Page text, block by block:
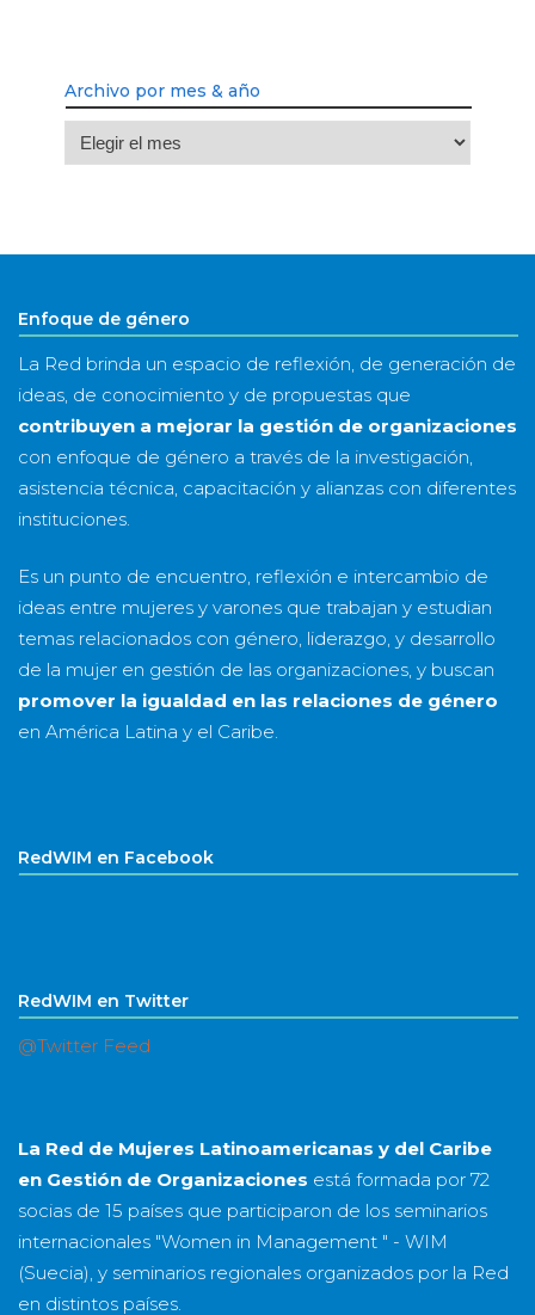
Archivo por mes & año
Archivo
por
año
Enfoque de género
La Red brinda un espacio de reflexión, de generación de
ideas, de conocimiento y de propuestas que
contribuyen a mejorar la gestión de organizaciones
con enfoque de género a través de la investigación,
asistencia técnica, capacitación y alianzas con diferentes
instituciones.
Es un punto de encuentro, reflexión e intercambio de
ideas entre mujeres y varones que trabajan y estudian
temas relacionados con género, liderazgo, y desarrollo
de la mujer en gestión de las organizaciones, y buscan
promover la igualdad en las relaciones de género
en América Latina y el Caribe.
RedWIM en Facebook
RedWIM en Twitter
@Twitter Feed
La Red de Mujeres Latinoamericanas y del Caribe
en Gestión de Organizaciones está formada por 72
socias de 15 países que participaron de los seminarios
internacionales "Women in Management " - WIM
(Suecia), y seminarios regionales organizados por la Red
en distintos países.